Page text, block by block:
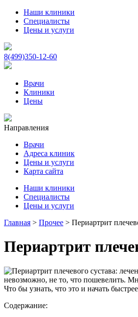
Наши клиники
Специалисты
Цены и услуги
8(499)350-12-60
Врачи
Клиники
Цены
Направления
Врачи
Адреса клиник
Цены и услуги
Карта сайта
Наши клиники
Специалисты
Цены и услуги
Главная > Прочее > Периартрит
Периартрит
невозможно, не то, что пошевелить.
Что бы узнать, что это и начать
Содержание: